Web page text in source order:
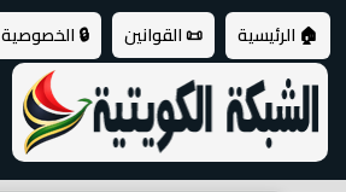
🏠 الرئيسية 📜 القوانين 🔒 الخصوصية